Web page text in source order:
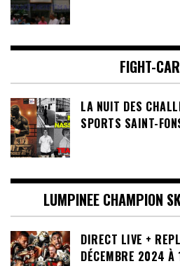
FIGHT-
LA NUIT DES
SPORTS SAINT-
LUMPINEE CHAMPION
DIRECT LIVE +
DÉCEMBRE 2024 À